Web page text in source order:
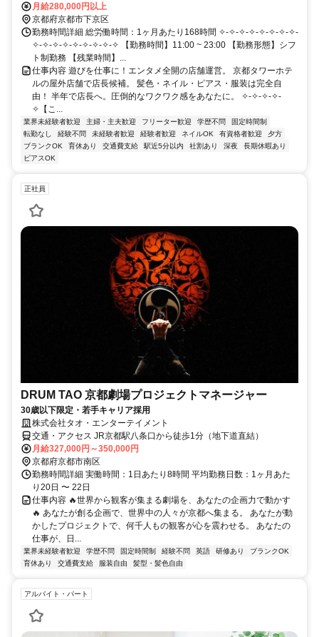
月給280,000円以上
京都府京都市下京区
勤務時間詳細 総労働時間：1ヶ月あたり168時間 ✧-✧-✧-✧-✧-✧-✧-✧-
✧-✧-✧-✧-✧-✧-✧-✧-✧ 【勤務時間】11:00 ~ 23:00 【勤務形態】シフ
ト制勤務 【残業時間】...
仕事内容 遊びを仕事に！エンタメ全開の店舗運営。 京都タワーホテ
ルの屋外店舗で店長候補。 髪色・ネイル・ピアス・服装は完全自
由！ 半年で店長へ。圧倒的なワクワク感をあなたに。 ✧-✧-✧-✧-
✧【こ...
業界未経験者歓迎 主婦・主夫歓迎 フリーター歓迎 学歴不問
固定時間制
転勤なし
経験不問 未経験者歓迎 経験者歓迎 ネイルOK 有資格者歓迎
夕方
ブランクOK
育休あり 交通費支給 駅近5分以内 社割あり 深夜
長期休暇あり
ピアスOK
正社員
DRUM TAO 京都劇場プロジェクトマネージャー
30歳以下限定・若手キャリア採用
株式会社タオ・エンターテイメント
交通・アクセス JR京都駅八条口から徒歩1分（地下道直結）
月給327,000円～350,000円
京都府京都市南区
勤務時間詳細 実働時間：1日あたり8時間 平均勤務日数：1ヶ月あた
り20日 〜 22日
仕事内容 🔥世界から観客が集まる劇場を、あなたの企画力で動かす
🔥 あなたが創る企画で、世界中の人々が京都へ集まる。 あなたが動
かしたプロジェクトで、何千人もの観客が心を震わせる。 あなたの
仕事が、日...
業界未経験者歓迎 学歴不問 固定時間制 経験不問 英語 研修あり
ブランクOK
育休あり
交通費支給 服装自由 髪型・髪色自由
アルバイト・パート